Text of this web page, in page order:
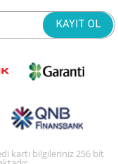
kartı bilgileriniz 256 bit